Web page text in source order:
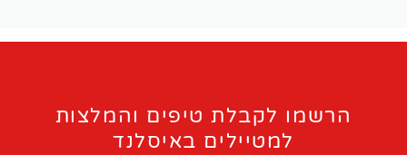
הרשמו לקבלת טיפים והמלצות
למטיילים באיסלנד